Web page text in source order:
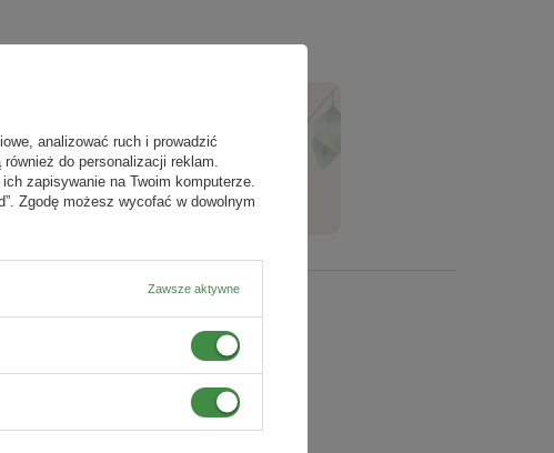
ZADAJ PYTANIE
analizować ruch i prowadzić
do personalizacji reklam.
zapisywanie na Twoim komputerze.
Zgodę możesz wycofać w dowolnym
Zawsze aktywne